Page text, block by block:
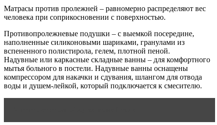
Матрасы против пролежней – равномерно распределяют вес
человека при соприкосновении с поверхностью.
Противопролежневые подушки – с выемкой посередине,
наполненные силиконовыми шариками, гранулами из
вспененного полистирола, гелем, плотной пеной.
Надувные или каркасные складные ванны – для комфортного
мытья больного в постели. Надувные ванны оснащены
компрессором для накачки и сдувания, шлангом для отвода
воды и душем-лейкой, который подключается к смесителю.